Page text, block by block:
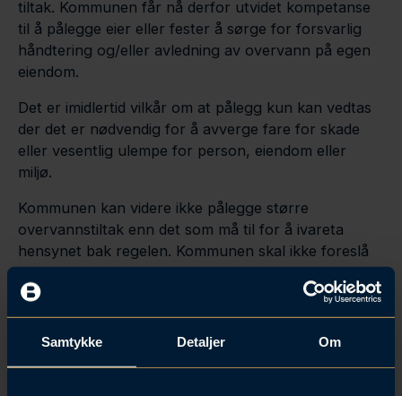
Samtykke Detaljer Om
tiltak. Kommunen får nå derfor utvidet kompetanse
til å pålegge eier eller fester å sørge for forsvarlig
håndtering og/eller avledning av overvann på egen
eiendom.
Det er imidlertid vilkår om at pålegg kun kan vedtas
der det er nødvendig for å avverge fare for skade
eller vesentlig ulempe for person, eiendom eller
miljø.
Kommunen kan videre ikke pålegge større
overvannstiltak enn det som må til for å ivareta
hensynet bak regelen. Kommunen skal ikke foreslå
konkrete tiltak, men fastsette nedbørintensitet
overvannstiltaket må være dimensjonert for.
Klimajustert 100-års gjentaksintervall for
overvannshåndteringen vil være øvre terskel for hva